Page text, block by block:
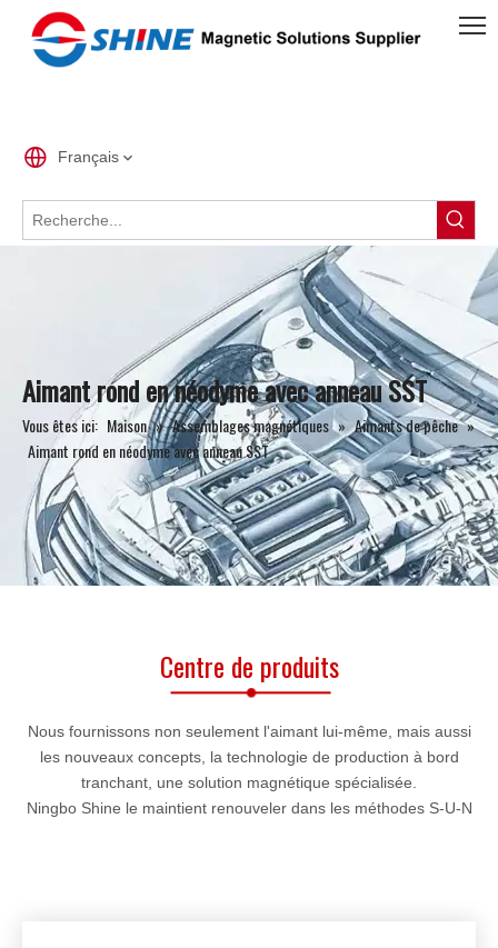
Français
Aimant rond en néodyme avec anneau SST
Vous êtes ici: Maison » Assemblages magnétiques » Aimants de pêche »
Aimant rond en néodyme avec anneau SST
Centre de produits
Nous fournissons non seulement l'aimant lui-même, mais aussi
les nouveaux concepts, la technologie de production à bord
tranchant, une solution magnétique spécialisée.
Ningbo Shine le maintient renouveler dans les méthodes S-U-N